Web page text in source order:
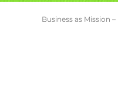
Business as Mission